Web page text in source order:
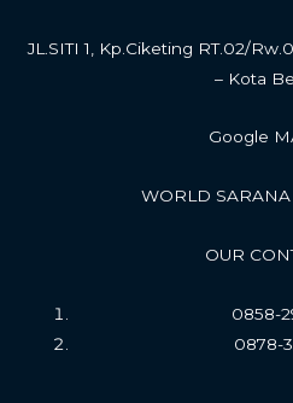
JL.SITI 1, Kp.Ciketing RT.02/
– Kota
Google
WORLD SARANA
OUR
0858-
0878-